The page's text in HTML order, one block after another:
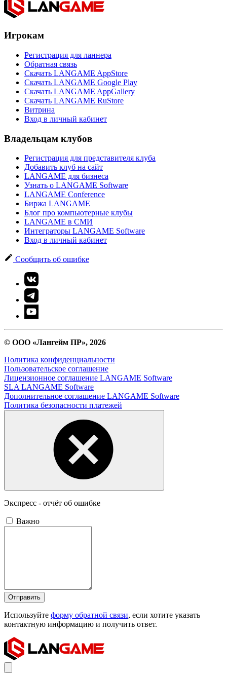
Игрокам
Регистрация для ланнера
Обратная связь
Скачать LANGAME AppStore
Скачать LANGAME Google Play
Скачать LANGAME AppGallery
Скачать LANGAME RuStore
Витрина
Вход в личный кабинет
Владельцам клубов
Регистрация для представителя клуба
Добавить клуб на сайт
LANGAME для бизнеса
Узнать о LANGAME Software
LANGAME Conference
Биржа LANGAME
Блог про компьютерные клубы
LANGAME в СМИ
Интеграторы LANGAME Software
Вход в личный кабинет
Сообщить об ошибке
© ООО «Лангейм ПР», 2026
Политика конфиденциальности
Пользовательское соглашение
Лицензионное соглашение LANGAME Software
SLA LANGAME Software
Дополнительное соглашение LANGAME Software
Политика безопасности платежей
Экспресс - отчёт об ошибке
Важно
Отправить
Используйте форму обратной связи, если хотите указать
контактную информацию и получить ответ.